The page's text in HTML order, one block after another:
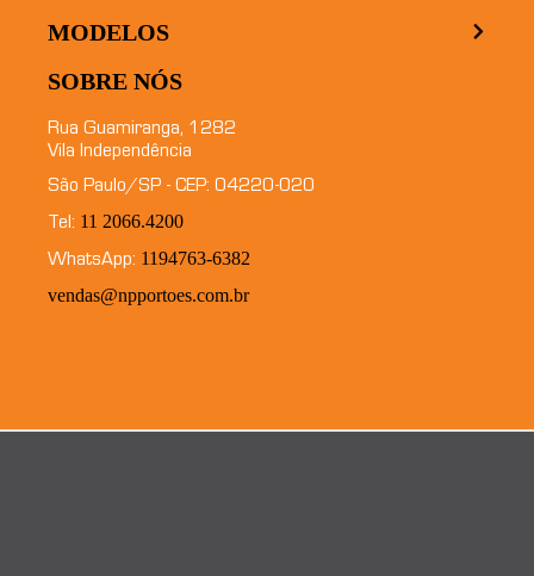
MODELOS
SOBRE NÓS
Rua Guamiranga, 1282
Vila Independência
São Paulo/SP - CEP: 04220-020
Tel: 11 2066.4200
WhatsApp: 1194763-6382
vendas@npportoes.com.br